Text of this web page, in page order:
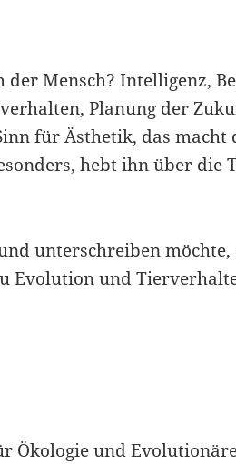
Mensch? Intelligenz,
Planung der
für Ästhetik, das macht
hebt ihn über die
unterschreiben möchte,
Evolution und
Ökologie und